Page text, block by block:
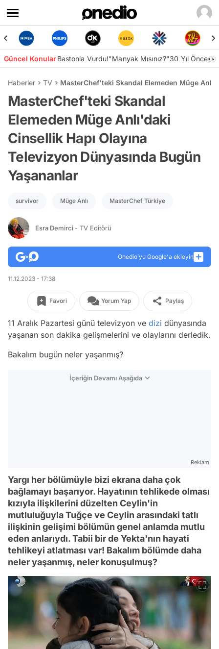
Güncel KonularBastonla Vurdu!"Manyak Mısınız?"30 Yıl Önce👀
Haberler TV MasterChef'teki Skandal Elemeden Müge
MasterChef'teki Skandal
Elemeden Müge Anlı'daki
Cinsellik Hapı Olayına
Televizyon Dünyasında Bugün
Yaşananlar
survivor Müge Anlı MasterChef Türkiye
Esra Demirci - TV Editörü
Onedio’yu Google'a ekleyin
11.12.2023 - 17:38
Favori Yorum Yap Paylaş
11 Aralık Pazartesi günü televizyon ve dizi dünyasında
yaşanan son dakika gelişmelerini ve olaylarını derledik.
Bakalım bugün neler yaşanmış?
İçeriğin Devamı Aşağıda
Reklam
Yargı her bölümüyle bizi ekrana daha çok
bağlamayı başarıyor. Hayatının tehlikede olması
kızıyla ilişkilerini düzelten Ceylin'in
mutluluğuyla Tuğçe ve Ceylin arasındaki tatlı
ilişkinin gelişimi bölümün genel anlamda mutlu
eden anlarıydı. Tabii bir de Yekta'nın hayati
tehlikeyi atlatması var! Bakalım bölümde daha
neler yaşanmış, neler konuşulmuş?